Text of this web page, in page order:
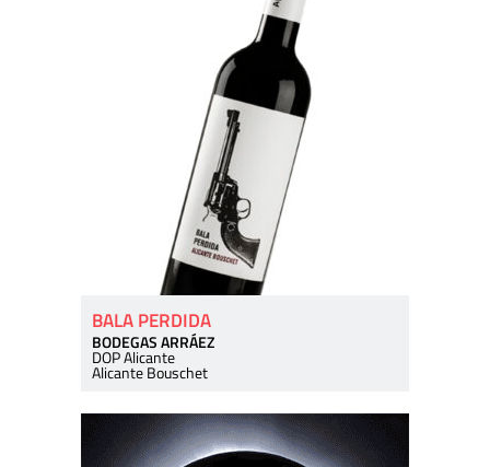
BALA PERDIDA
BODEGAS ARRÁEZ
DOP Alicante
Alicante Bouschet